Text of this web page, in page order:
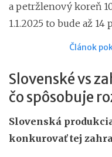
a petržlenový koreň
1.1.2025 to bude až
Článok
Slovenské vs
čo spôsobuje
Slovenská
konkurovať tej